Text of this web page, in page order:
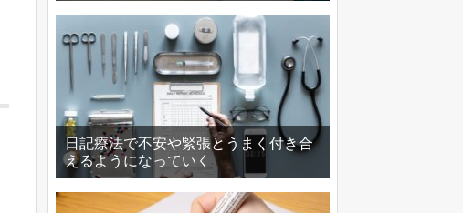
日記療法で不安や緊張とうまく付き合
えるようになっていく